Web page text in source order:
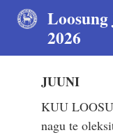
2026
JUUNI
KUU
nagu te